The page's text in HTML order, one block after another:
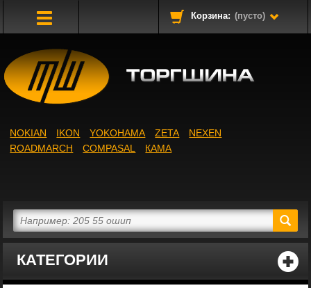
Корзина: (пусто)
КАТЕГОРИИ
NOKIAN IKON YOKOHAMA ZETA
NEXEN
ROADMARCH
COMPASAL КАМА